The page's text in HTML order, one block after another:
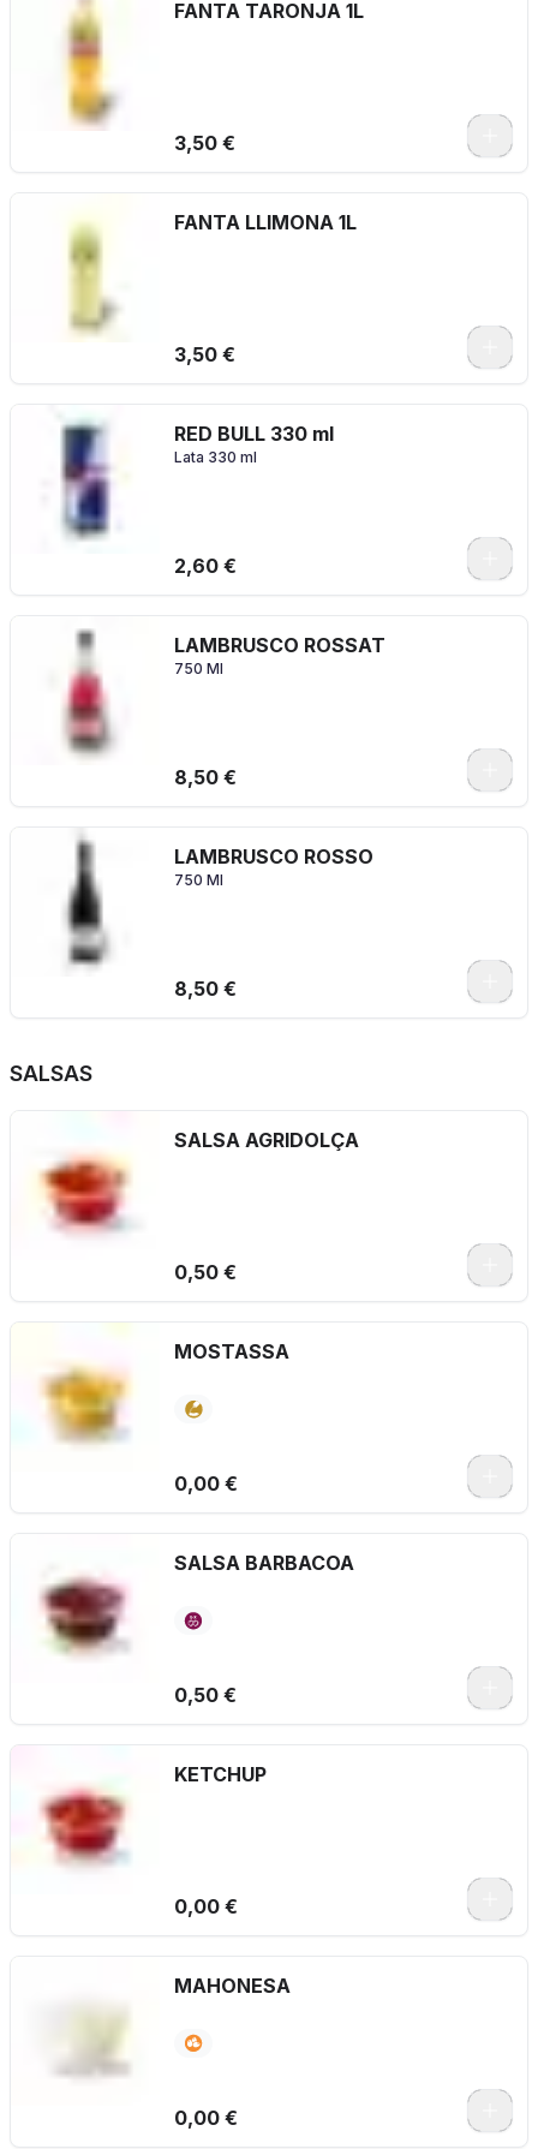
FANTA TARONJA 1L
3,50 €
FANTA LLIMONA 1L
3,50 €
RED BULL 330 ml
Lata 330 ml
2,60 €
LAMBRUSCO ROSSAT
750 Ml
8,50 €
LAMBRUSCO ROSSO
750 Ml
8,50 €
SALSAS
SALSA AGRIDOLÇA
0,50 €
MOSTASSA
0,00 €
SALSA BARBACOA
0,50 €
KETCHUP
0,00 €
MAHONESA
0,00 €